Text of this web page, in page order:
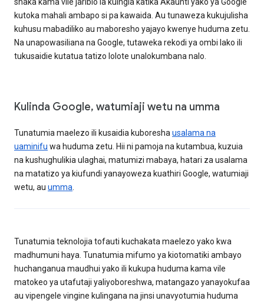
kutoka mahali ambapo si pa kawaida. Au tunaweza kukujulisha
kuhusu mabadiliko au maboresho yajayo kwenye huduma zetu.
Na unapowasiliana na Google, tutaweka rekodi ya ombi lako ili
tukusaidie kutatua tatizo lolote unalokumbana nalo.
Kulinda Google, watumiaji wetu na umma
Tunatumia maelezo ili kusaidia kuboresha usalama na
uaminifu wa huduma zetu. Hii ni pamoja na kutambua, kuzuia
na kushughulikia ulaghai, matumizi mabaya, hatari za usalama
na matatizo ya kiufundi yanayoweza kuathiri Google, watumiaji
wetu, au umma
Tunatumia teknolojia tofauti kuchakata maelezo yako kwa
madhumuni haya. Tunatumia mifumo ya kiotomatiki ambayo
huchanganua maudhui yako ili kukupa huduma kama vile
matokeo ya utafutaji yaliyoboreshwa, matangazo yanayokufaa
au vipengele vingine kulingana na jinsi unavyotumia huduma